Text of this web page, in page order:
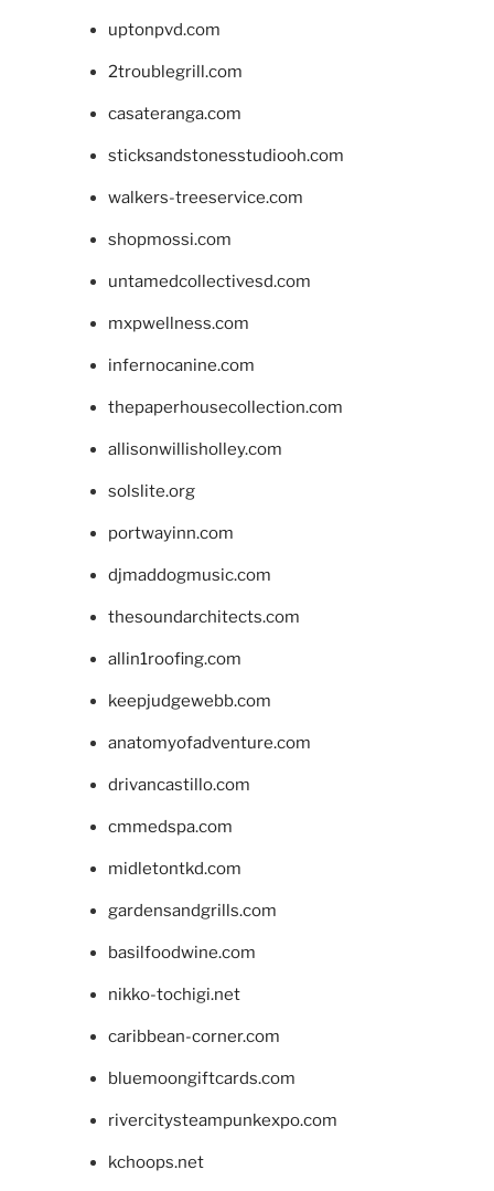
uptonpvd.com
2troublegrill.com
casateranga.com
sticksandstonesstudiooh.com
walkers-treeservice.com
shopmossi.com
untamedcollectivesd.com
mxpwellness.com
infernocanine.com
thepaperhousecollection.com
allisonwillisholley.com
solslite.org
portwayinn.com
djmaddogmusic.com
thesoundarchitects.com
allin1roofing.com
keepjudgewebb.com
anatomyofadventure.com
drivancastillo.com
cmmedspa.com
midletontkd.com
gardensandgrills.com
basilfoodwine.com
nikko-tochigi.net
caribbean-corner.com
bluemoongiftcards.com
rivercitysteampunkexpo.com
kchoops.net